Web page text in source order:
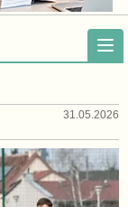
31.05.2026